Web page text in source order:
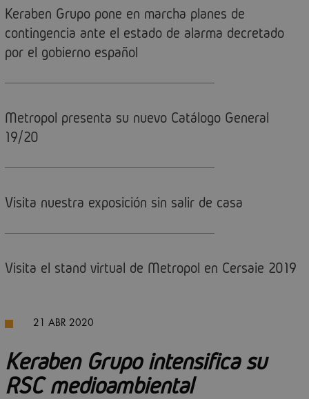
Keraben Grupo pone en marcha planes de
contingencia ante el estado de alarma decretado
por el gobierno español
Metropol presenta su nuevo Catálogo General
19/20
Visita nuestra exposición sin salir de casa
Visita el stand virtual de Metropol en Cersaie 2019
21 ABR 2020
Keraben Grupo intensifica su
RSC medioambiental